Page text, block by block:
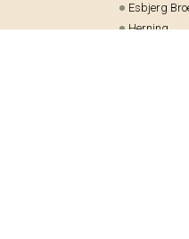
Esbjerg
Herning